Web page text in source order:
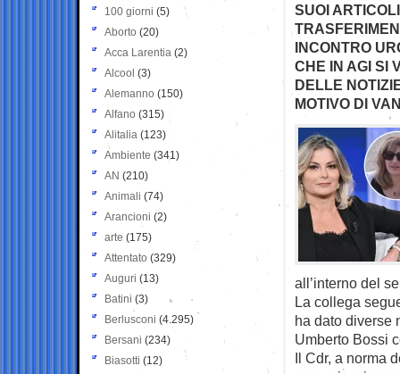
SUOI
INCONTRO
CHE IN AGI SI
DELLE
MOTIVO DI
all’interno del
La collega
ha dato diverse
Umberto Bossi
Il Cdr, a norma
100 giorni (5)
Aborto (20)
Acca Larentia (2)
Alcool (3)
Alemanno (150)
Alfano (315)
Alitalia (123)
Ambiente (341)
AN (210)
Animali (74)
Arancioni (2)
arte (175)
Attentato (329)
Auguri (13)
Batini (3)
Berlusconi (4.295)
Bersani (234)
Biasotti (12)